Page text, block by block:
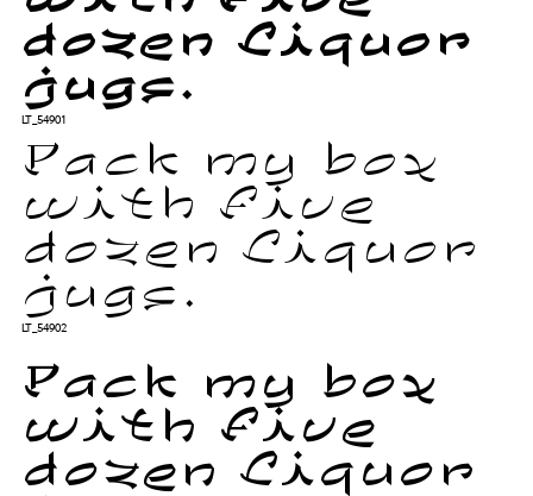
dozen liquor
jugs.
LT_54901
Pack my box
with five
dozen liquor
jugs.
LT_54902
Pack my box
with five
dozen liquor